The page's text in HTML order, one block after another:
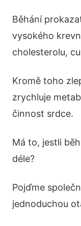
Běhání
vysokého
cholesterolu,
Kromě toho
zrychluje
činnost srdce.
Má to, jestli
déle?
Pojďme
jednoduchou